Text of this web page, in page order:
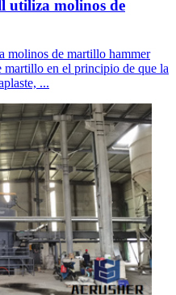
utiliza molinos de
molinos de martillo hammer
en el principio de que la
...